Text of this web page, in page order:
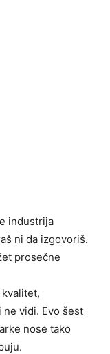
industrija
ni da izgovoriš.
prosečne
vidi. Evo šest
nose tako